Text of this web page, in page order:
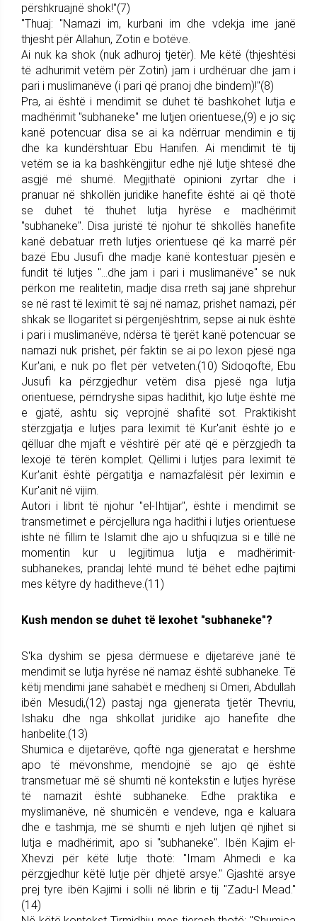
përshkruajnë shok!"(7)
"Thuaj: "Namazi im, kurbani im dhe vdekja ime janë
thjesht për Allahun, Zotin e botëve.
Ai nuk ka shok (nuk adhuroj tjetër). Me këtë (thjeshtësi
të adhurimit vetëm për Zotin) jam i urdhëruar dhe jam i
pari i muslimanëve (i pari që pranoj dhe bindem)!"(8)
Pra, ai është i mendimit se duhet të bashkohet lutja e
madhërimit "subhaneke" me lutjen orientuese,(9) e jo siç
kanë potencuar disa se ai ka ndërruar mendimin e tij
dhe ka kundërshtuar Ebu Hanifen. Ai mendimit të tij
vetëm se ia ka bashkëngjitur edhe një lutje shtesë dhe
asgjë më shumë. Megjithatë opinioni zyrtar dhe i
pranuar në shkollën juridike hanefite është ai që thotë
se duhet të thuhet lutja hyrëse e madhërimit
"subhaneke". Disa juristë të njohur të shkollës hanefite
kanë debatuar rreth lutjes orientuese që ka marrë për
bazë Ebu Jusufi dhe madje kanë kontestuar pjesën e
fundit të lutjes "...dhe jam i pari i muslimanëve" se nuk
përkon me realitetin, madje disa rreth saj janë shprehur
se në rast të leximit të saj në namaz, prishet namazi, për
shkak se llogaritet si përgenjështrim, sepse ai nuk është
i pari i muslimanëve, ndërsa të tjerët kanë potencuar se
namazi nuk prishet, për faktin se ai po lexon pjesë nga
Kur'ani, e nuk po flet për vetveten.(10) Sidoqoftë, Ebu
Jusufi ka përzgjedhur vetëm disa pjesë nga lutja
orientuese, përndryshe sipas hadithit, kjo lutje është më
e gjatë, ashtu siç veprojnë shafitë sot. Praktikisht
stërzgjatja e lutjes para leximit të Kur'anit është jo e
qëlluar dhe mjaft e vështirë për atë që e përzgjedh ta
lexojë të tërën komplet. Qëllimi i lutjes para leximit të
Kur'anit është përgatitja e namazfalësit për leximin e
Kur'anit në vijim.
Autori i librit të njohur "el-Ihtijar", është i mendimit se
transmetimet e përcjellura nga hadithi i lutjes orientuese
ishte në fillim të Islamit dhe ajo u shfuqizua si e tillë në
momentin kur u legjitimua lutja e madhërimit-
subhanekes, prandaj lehtë mund të bëhet edhe pajtimi
mes këtyre dy haditheve.(11)
Kush mendon se duhet të lexohet "subhaneke"?
S'ka dyshim se pjesa dërmuese e dijetarëve janë të
mendimit se lutja hyrëse në namaz është subhaneke. Të
këtij mendimi janë sahabët e mëdhenj si Omeri, Abdullah
ibën Mesudi,(12) pastaj nga gjenerata tjetër Thevriu,
Ishaku dhe nga shkollat juridike ajo hanefite dhe
hanbelite.(13)
Shumica e dijetarëve, qoftë nga gjeneratat e hershme
apo të mëvonshme, mendojnë se ajo që është
transmetuar më së shumti në kontekstin e lutjes hyrëse
të namazit është subhaneke. Edhe praktika e
myslimanëve, në shumicën e vendeve, nga e kaluara
dhe e tashmja, më së shumti e njeh lutjen që njihet si
lutja e madhërimit, apo si "subhaneke". Ibën Kajim el-
Xhevzi për këtë lutje thotë: "Imam Ahmedi e ka
përzgjedhur këtë lutje për dhjetë arsye." Gjashtë arsye
prej tyre ibën Kajimi i solli në librin e tij "Zadu-l Mead."
(14)